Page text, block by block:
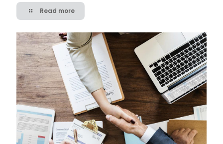
Read more